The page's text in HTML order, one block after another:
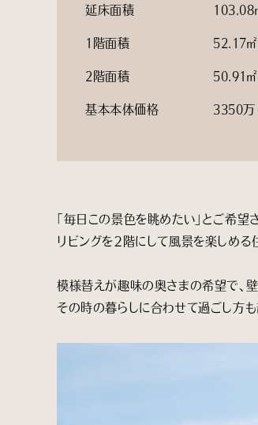
延床面積 103.08
1階面積 52.17㎡
2階面積 50.91㎡
基本本体価格 3350万
「毎日この景色を眺めたい」とご希
リビングを２階にして風景を楽しめる
模様替えが趣味の奥さまの希望で、
その時の暮らしに合わせて過ごし方